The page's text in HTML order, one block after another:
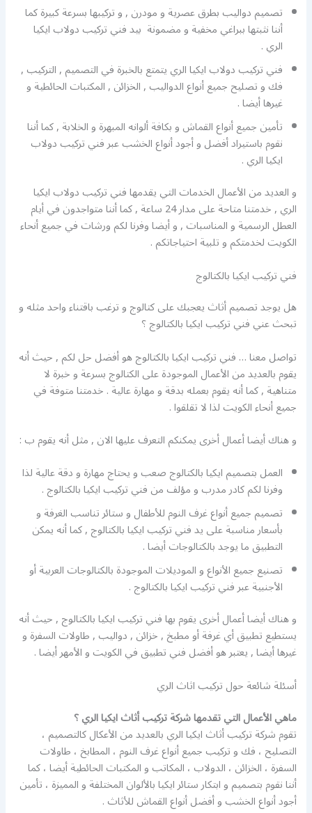
تصميم دواليب بطرق عصرية و مودرن , و تركيبها بسرعة كبيرة كما
أننا نثبتها ببراغي مخفية و مضمونة بيد فني تركيب دولاب ايكيا
الري .
فني تركيب دولاب ايكيا الري يتمتع بالخبرة في التصميم , التركيب ,
فك و تصليح جميع أنواع الدواليب , الخزائن , المكتبات الحائطية و
غيرها أيضا .
تأمين جميع أنواع القماش و بكافة ألوانه المبهرة و الخلابة , كما أننا
نقوم باستيراد أفضل و أجود أنواع الخشب عبر فني تركيب دولاب
ايكيا الري .
و العديد من الأعمال الخدمات التي يقدمها فني تركيب دولاب ايكيا
الري , خدمتنا متاحة على مدار 24 ساعة , كما أننا متواجدون في أيام
العطل الرسمية و المناسبات , و أيضا وفرنا لكم ورشات في جميع أنحاء
الكويت لخدمتكم و تلبية احتياجاتكم .
فني تركيب ايكيا بالكتالوج
هل يوجد تصميم أثاث يعجبك على كتالوج و ترغب باقتناء واحد مثله و
تبحث عني فني تركيب ايكيا بالكتالوج ؟
تواصل معنا … فني تركيب ايكيا بالكتالوج هو أفضل حل لكم , حيث أنه
يقوم بالعديد من الأعمال الموجودة على الكتالوج بسرعة و خبرة لا
متناهية , كما أنه يقوم بعمله بدقة و مهارة عالية . خدمتنا متوفة في
جميع أنحاء الكويت لذا لا تقلقوا .
و هناك أيضا أعمال أخرى يمكنكم التعرف عليها الان , مثل أنه يقوم ب :
العمل بتصميم ايكيا بالكتالوج صعب و يحتاج مهارة و دقة عالية لذا
وفرنا لكم كادر مدرب و مؤلف من فني تركيب ايكيا بالكتالوج .
تصميم جميع أنواع غرف النوم للأطفال و ستائر تناسب الغرفة و
بأسعار مناسبة على يد فني تركيب ايكيا بالكتالوج , كما أنه يمكن
التطبيق ما يوجد بالكتالوجات أيضا .
تصنيع جميع الأنواع و الموديلات الموجودة بالكتالوجات العربية أو
الأجنبية عبر فني تركيب ايكيا بالكتالوج .
و هناك أيضا أعمال أخرى يقوم بها فني تركيب ايكيا بالكتالوج , حيث أنه
يستطيع تطبيق أي غرفة أو مطبخ , خزائن , دواليب , طاولات السفرة و
غيرها أيضا , يعتبر هو أفضل فني تطبيق في الكويت و الأمهر أيضا .
أسئلة شائعة حول تركيب اثاث الري
ماهي الأعمال التي تقدمها شركة تركيب أثاث ايكيا الري ؟
تقوم شركة تركيب أثاث ايكيا الري بالعديد من الأعكال كالتصميم ،
التصليح ، فك و تركيب جميع أنواع غرف النوم ، المطابخ ، طاولات
السفرة ، الخزائن ، الدولاب ، المكاتب و المكتبات الحائطية أيضا ، كما
أننا نقوم بتصميم و ابتكار ستائر ايكيا بالألوان المختلفة و المميزة ، تأمين
أجود أنواع الخشب و أفضل أنواع القماش للأثاث .